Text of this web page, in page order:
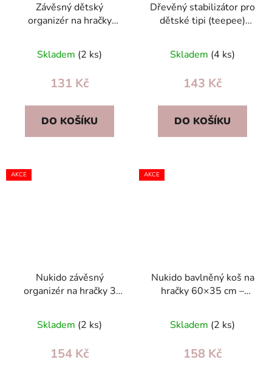
Závěsný dětský
organizér na hračky
kapsy, bavlna, medvídek
Skladem (2 ks)
131 Kč
DO KOŠÍKU
Dřevěný stabilizátor pro
dětské tipi (teepee)
spoj 122 mm
Skladem (4 ks)
143 Kč
DO KOŠÍKU
AKCE
Nukido závěsný
organizér na hračky 3
bavlna, dětský pokoj
Skladem (2 ks)
154 Kč
AKCE
Nukido bavlněný koš na
hračky 60×35 cm –
do dětského pokoje
Skladem (2 ks)
158 Kč